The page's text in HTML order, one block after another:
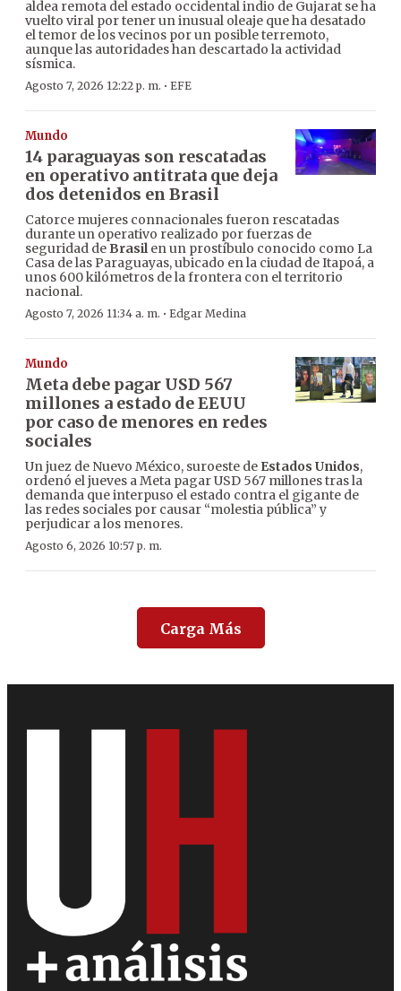
aldea remota del estado occidental indio de Gujarat se ha
vuelto viral por tener un inusual oleaje que ha desatado
el temor de los vecinos por un posible terremoto,
aunque las autoridades han descartado la actividad
sísmica.
Agosto 7, 2026 12:22 p. m. · EFE
Mundo
14 paraguayas son rescatadas
en operativo antitrata que deja
dos detenidos en Brasil
Catorce mujeres connacionales fueron rescatadas
durante un operativo realizado por fuerzas de
seguridad de Brasilen un prostíbulo conocido como La
Casa de las Paraguayas, ubicado en la ciudad de Itapoá, a
unos 600 kilómetros de la frontera con el territorio
nacional.
Agosto 7, 2026 11:34 a. m. · Edgar Medina
Mundo
Meta debe pagar USD 567
millones a estado de EEUU
por caso de menores en redes
sociales
Un juez de Nuevo México, suroeste de Estados Unidos,
ordenó el jueves a Meta pagar USD 567 millones tras la
demanda que interpuso el estado contra el gigante de
las redes sociales por causar “molestia pública” y
perjudicar a los menores.
Agosto 6, 2026 10:57 p. m.
Carga Más